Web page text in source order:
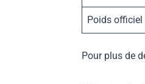
Poids officiel
Pour plus de